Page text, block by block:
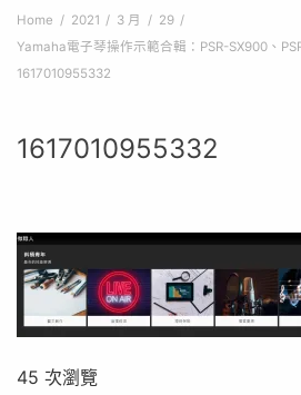
Home 2021 3 月
29
Yamaha電子琴操作示範合輯：PSR-SX900、
1617010955332
1617010955332
45 次瀏覽